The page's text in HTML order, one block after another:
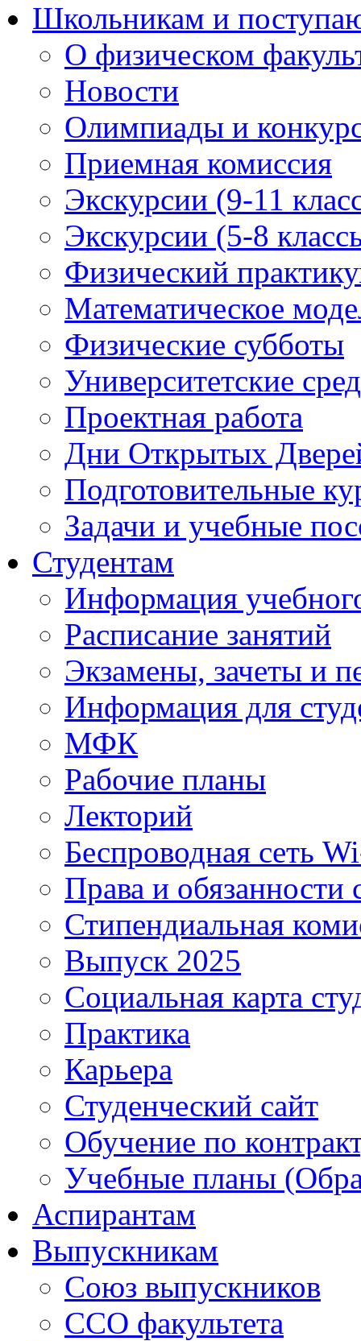
Школьникам и
О физическом
Новости
Олимпиады и
Приемная комиссия
Экскурсии (9-11
Экскурсии (5-8
Физический
Математическое
Физические субботы
Университетские
Проектная работа
Дни Открытых
Подготовительные
Задачи и учебные
Студентам
Информация
Расписание занятий
Экзамены, зачеты и
Информация для
МФК
Рабочие планы
Лекторий
Беспроводная сеть
Права и обязанности
Стипендиальная
Выпуск 2025
Социальная карта
Практика
Карьера
Студенческий сайт
Обучение по
Учебные планы
Аспирантам
Выпускникам
Союз выпускников
ССО факультета